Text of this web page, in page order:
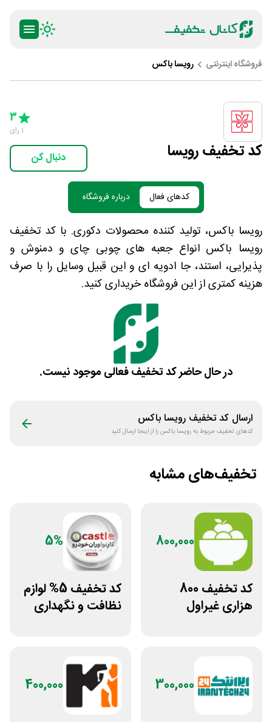
فروشگاه اینترنتی رویسا باکس
کد تخفیف رویسا
5 Stars
3
1 رای
دنبال کن
کدهای فعال درباره فروشگاه
رویسا باکس، تولید کننده محصولات دکوری. با کد تخفیف
رویسا باکس انواع جعبه های چوبی چای و دمنوش و
پذیرایی، استند، جا ادویه ای و این قبیل وسایل را با صرف
هزینه کمتری از این فروشگاه خریداری کنید.
در حال حاضر کد تخفیف فعالی موجود نیست.
ارسال کد تخفیف رویسا باکس
کدهای تخفیف مربوط بهرویسا باکسرا از اینجا ارسال کنید
تخفیف‌های مشابه
800,000
کد تخفیف 800
هزاری غیراول
5%
کد تخفیف 5% لوازم
نظافت و نگهداری
300,000
400,000